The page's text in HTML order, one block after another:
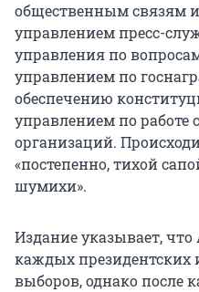
общественным связям
управлением пресс-
управления по
управлением по
обеспечению
управлением по
организаций.
«постепенно, тихой
шумихи».
Издание указывает,
каждых президентских
выборов, однако после